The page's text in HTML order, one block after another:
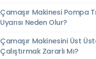
Çamaşır Makinesi Pompa
Uyarısı Neden Olur?
Çamaşır Makinesini Üst
Çalıştırmak Zararlı Mı?